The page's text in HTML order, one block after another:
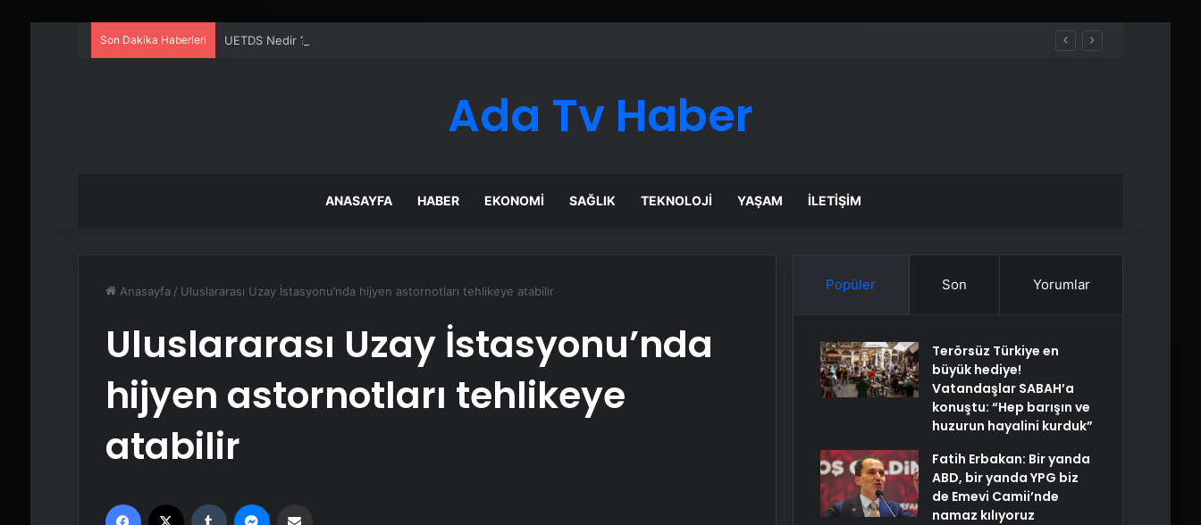
Son Dakika Haberleri UETDS Nedir ? Uetds.com İle Akıllı Dijital Taşımacılık Yazılımı
Ada Tv Haber
ANASAYFA HABER EKONOMI SAĞLIK TEKNOLOJI YAŞAM İLETIŞIM
Anasayfa / Uluslararası Uzay İstasyonu’nda hijyen astornotları tehlikeye atabilir
Uluslararası Uzay İstasyonu’nda
hijyen astornotları tehlikeye
atabilir
Facebook Tumblr
Popüler Son Yorumlar
Terörsüz Türkiye en
büyük hediye!
Vatandaşlar SABAH’a
konuştu: “Hep barışın ve
huzurun hayalini kurduk”
Fatih Erbakan: Bir yanda
ABD, bir yanda YPG biz
de Emevi Camii’nde
namaz kılıyoruz